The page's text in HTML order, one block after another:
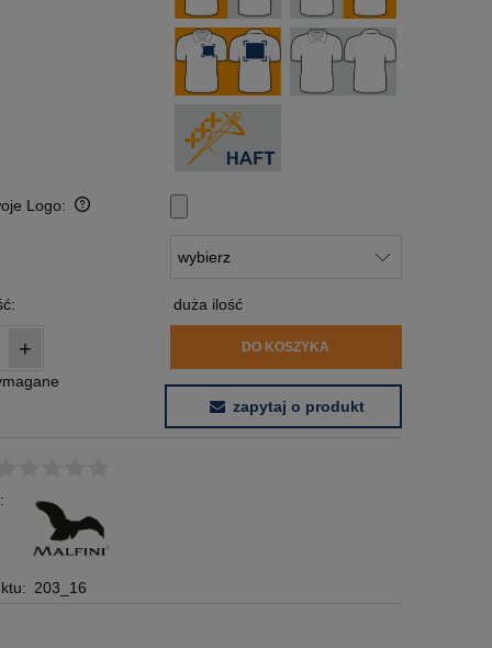
Logo:
duża ilość
+ DO KOSZYKA
zapytaj o produkt
203_16